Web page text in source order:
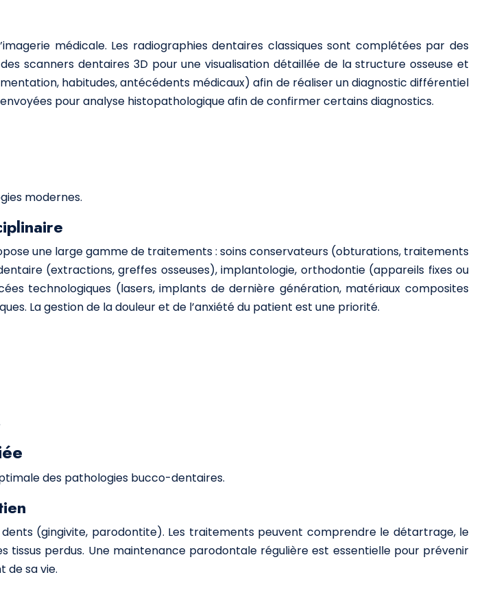
médicale. Les radiographies dentaires classiques sont complétées par des
scanners dentaires 3D pour une visualisation détaillée de la structure osseuse et
habitudes, antécédents médicaux) afin de réaliser un diagnostic différentiel
pour analyse histopathologique afin de confirmer certains diagnostics.
modernes.
une large gamme de traitements : soins conservateurs (obturations, traitements
(extractions, greffes osseuses), implantologie, orthodontie (appareils fixes ou
technologiques (lasers, implants de dernière génération, matériaux composites
La gestion de la douleur et de l’anxiété du patient est une priorité.
des pathologies bucco-dentaires.
(gingivite, parodontite). Les traitements peuvent comprendre le détartrage, le
perdus. Une maintenance parodontale régulière est essentielle pour prévenir
de sa vie.